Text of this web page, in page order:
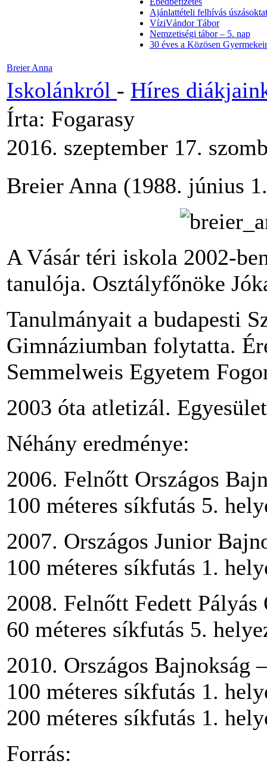
Ajánlattételi felhívás
VíziVándor Tábor
Nemzetiségi tábor – 5. nap
30 éves a Közösen
Breier Anna
Iskolánkról - Híres
Írta: Fogarasy
2016. szeptember 17.
Breier Anna (1988. június
A Vásár téri iskola 2002-
tanulója. Osztályfőnöke
Tanulmányait a budapesti
Gimnáziumban folytatta.
Semmelweis Egyetem
2003 óta atletizál.
Néhány eredménye:
2006. Felnőtt Országos
100 méteres síkfutás 5.
2007. Országos Junior
100 méteres síkfutás 1.
2008. Felnőtt Fedett
60 méteres síkfutás 5.
2010. Országos Bajnokság
100 méteres síkfutás 1.
200 méteres síkfutás 1.
Forrás: